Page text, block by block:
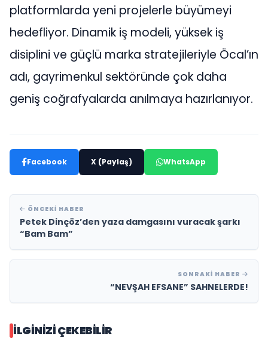
platformlarda yeni projelerle büyümeyi
hedefliyor. Dinamik iş modeli, yüksek iş
disiplini ve güçlü marka stratejileriyle Öcal’ın
adı, gayrimenkul sektöründe çok daha
geniş coğrafyalarda anılmaya hazırlanıyor.
Facebook X (Paylaş) WhatsApp
ÖNCEKI HABER
Petek Dinçöz’den yaza damgasını vuracak şarkı
“Bam Bam”
SONRAKI HABER
“NEVŞAH EFSANE” SAHNELERDE!
İLGINIZI ÇEKEBILIR